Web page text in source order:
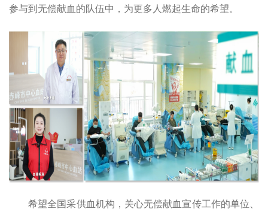
参与到无偿献血的队伍中，为更多人燃起生命的希望。
希望全国采供血机构，关心无偿献血宣传工作的单位、